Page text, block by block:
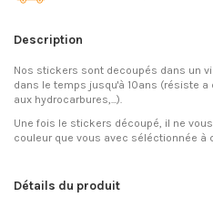
Description
Nos stickers sont decoupés dans un
dans le temps jusqu'à 10ans (résiste
aux hydrocarbures,...).
Une fois le stickers découpé, il ne
couleur que vous avec séléctionnée à
Détails du produit